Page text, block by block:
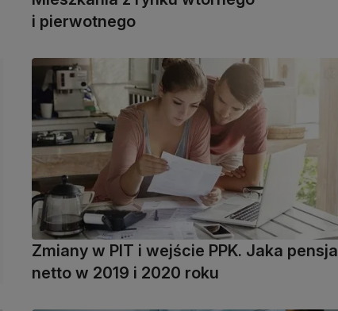
i pierwotnego
Zmiany w PIT i wejście PPK. Jaka pensja
netto w 2019 i 2020 roku